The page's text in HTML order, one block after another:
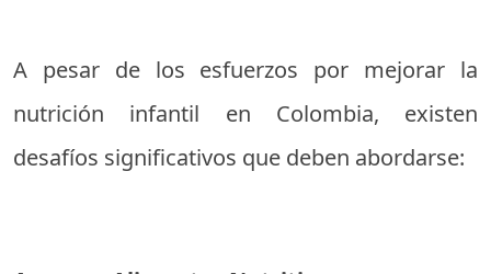
A pesar de los esfuerzos por mejorar la
nutrición infantil en Colombia, existen
desafíos significativos que deben abordarse: